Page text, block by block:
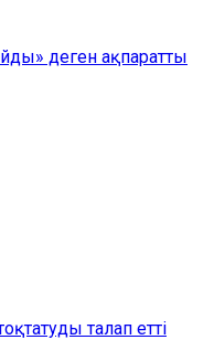
деген ақпаратты
талап етті